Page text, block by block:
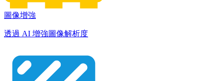
圖像增強
透過 AI 增強圖像解析度